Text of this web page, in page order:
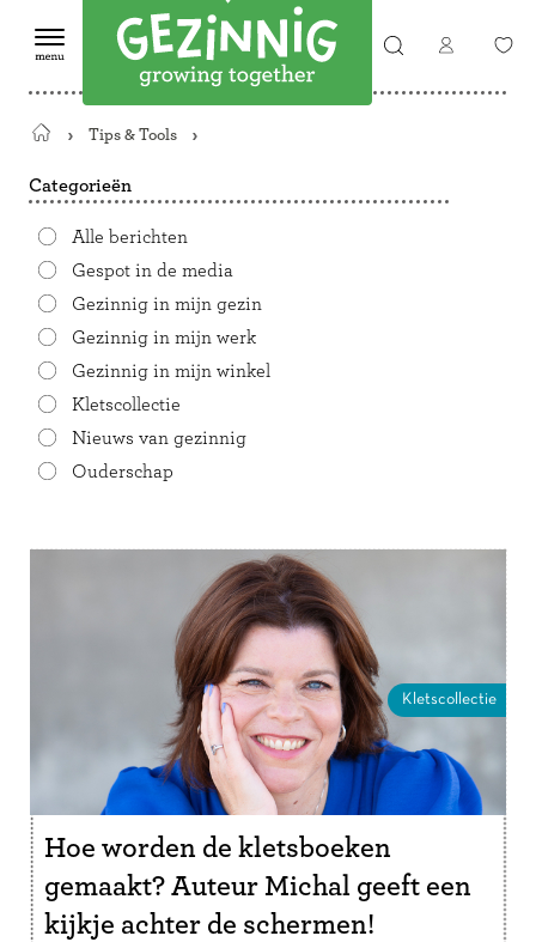
Terug
de
Tips & Tools
Categorieën
Alle berichten
Gespot in de media
Gezinnig in mijn gezin
Gezinnig in mijn werk
Gezinnig in mijn winkel
Kletscollectie
Nieuws van gezinnig
Ouderschap
Kletscollectie
Hoe worden de kletsboeken
gemaakt? Auteur Michal geeft een
kijkje achter de schermen!